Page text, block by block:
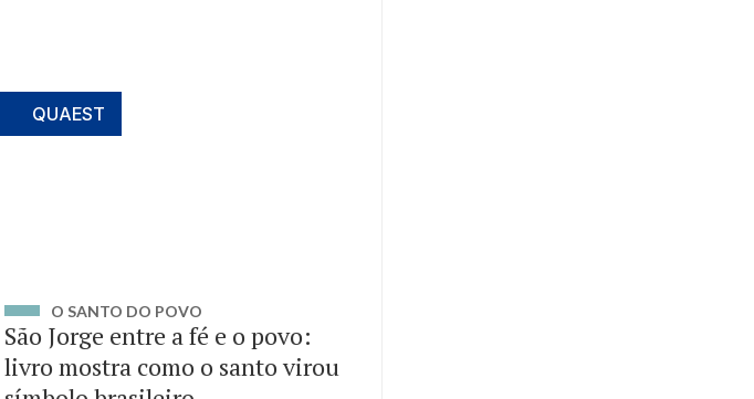
QUAEST
O SANTO DO POVO
São Jorge entre a fé e o povo:
livro mostra como o santo virou